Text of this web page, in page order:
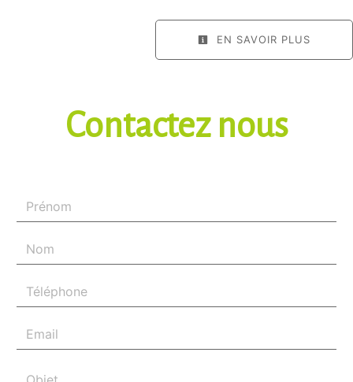
EN SAVOIR PLUS
Contactez nous